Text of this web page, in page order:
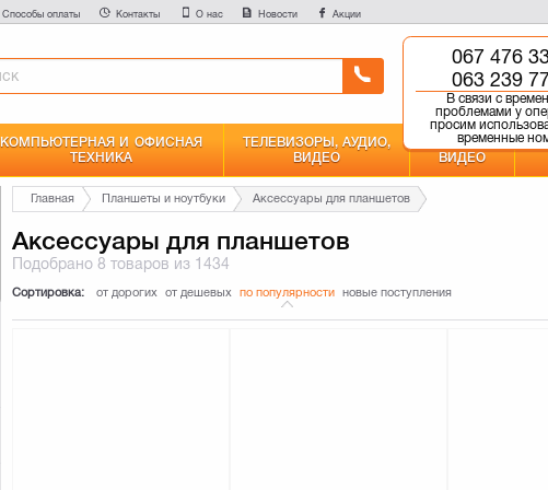
Способы оплаты Контакты О нас Новости Акции
0 800 750
Бесплатно со всех
067 476
063 239
В связи с
проблемами у
просим
временные
КОМПЬЮТЕРНАЯ И ОФИСНАЯ
ТЕХНИКА
ТЕЛЕВИЗОРЫ, АУДИО,
ВИДЕО
ФОТО И
ВИДЕО
Главная Планшеты и ноутбуки Аксессуары для планшетов
Аксессуары для планшетов
Подобрано8 товаров из 1434
Сортировка: от дорогих от дешевых по популярности новые поступления